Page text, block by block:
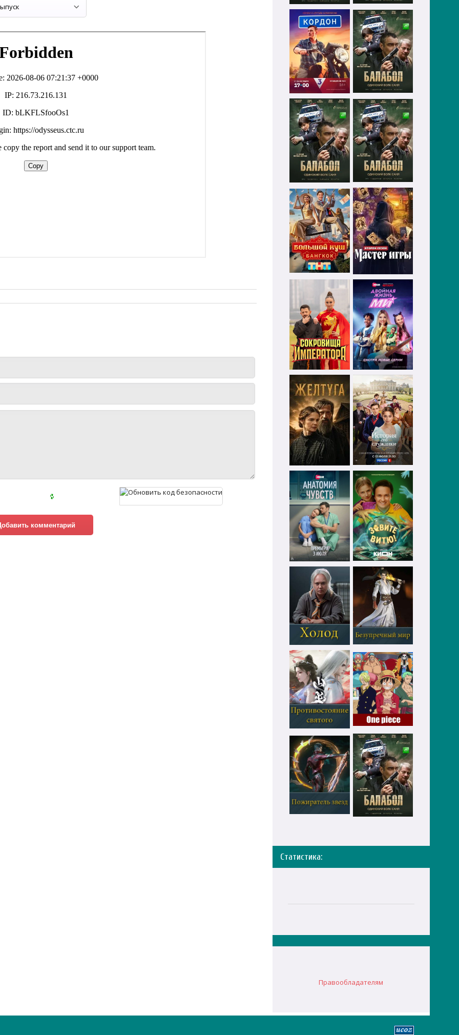
Статистика:
Правообладателям